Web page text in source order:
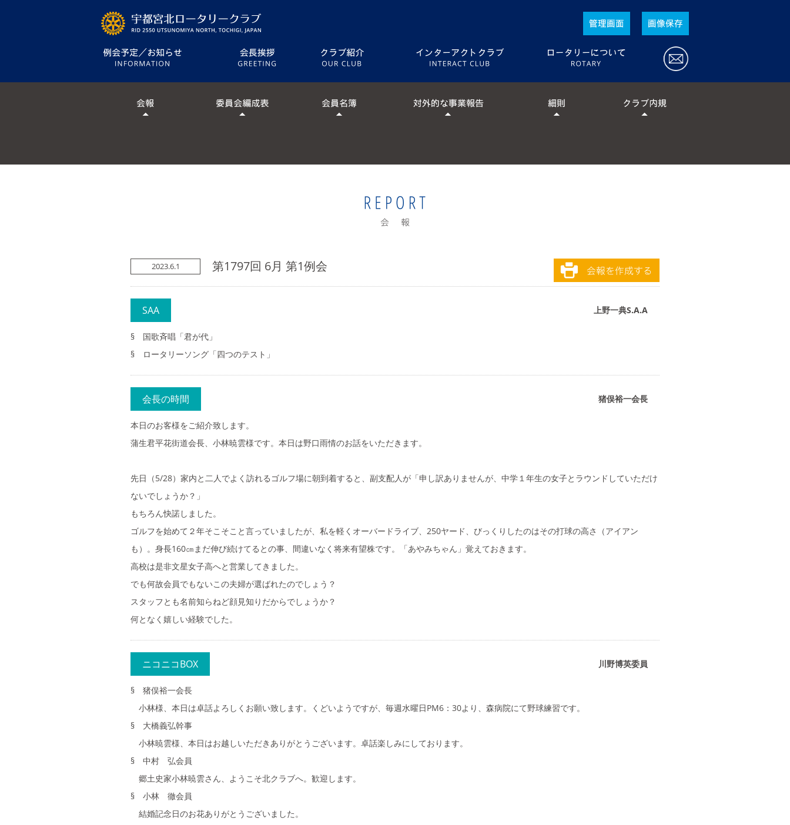
５つの奉仕
[ 協同プロジェクト最高賞 受賞歴 ]
認証状/クラブバナー
ロータリーとは
2023.6.1 第1797回 6月 第1例会
SAA 上野一典S.A.A
§ 国歌斉唱「君が代」
§ ロータリーソング「四つのテスト」
会長の時間 猪俣裕一会長
本日のお客様をご紹介致します。
蒲生君平花街道会長、小林暁雲様です。本日は野口雨情のお話をいただきます。
先日（5/28）家内と二人でよく訪れるゴルフ場に朝到着すると、副支配人が「申し訳ありませんが、中学１年生の女子とラウンドしていただけ
ないでしょうか？」
もちろん快諾しました。
ゴルフを始めて２年そこそこと言っていましたが、私を軽くオーバードライブ、250ヤード、びっくりしたのはその打球の高さ（アイアン
も）。身長160㎝まだ伸び続けてるとの事、間違いなく将来有望株です。「あやみちゃん」覚えておきます。
高校は是非文星女子高へと営業してきました。
でも何故会員でもないこの夫婦が選ばれたのでしょう？
スタッフとも名前知らねど顔見知りだからでしょうか？
何となく嬉しい経験でした。
ニコニコBOX 川野博英委員
§ 猪俣裕一会長
小林様、本日は卓話よろしくお願い致します。くどいようですが、毎週水曜日PM6：30より、森病院にて野球練習です。
§ 大橋義弘幹事
小林暁雲様、本日はお越しいただきありがとうございます。卓話楽しみにしております。
§ 中村 弘会員
郷土史家小林暁雲さん、ようこそ北クラブへ。歓迎します。
§ 小林 徹会員
結婚記念日のお花ありがとうございました。